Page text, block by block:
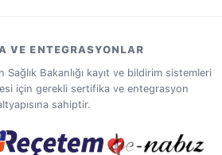
VE ENTEGRASYONLAR
Bakanlığı kayıt ve bildirim sistemleri
için gerekli sertifika ve entegrasyon
sahiptir.